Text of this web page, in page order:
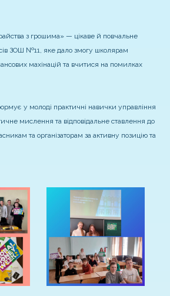
з грошима» — цікаве й повчальне
ЗОШ №11, яке дало змогу школярам
махінацій та вчитися на помилках
у молоді практичні навички управління
мислення та відповідальне ставлення до
та організаторам за активну позицію та